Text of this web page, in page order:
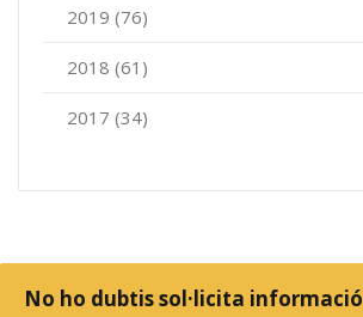
2019 (76)
2018 (61)
2017 (34)
No ho dubtis sol·licita informació